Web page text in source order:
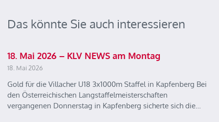
Das könnte Sie auch interessieren
18. Mai 2026 – KLV NEWS am Montag
18. Mai 2026
Gold für die Villacher U18 3x1000m Staffel in Kapfenberg Bei
den Österreichischen Langstaffelmeisterschaften
vergangenen Donnerstag in Kapfenberg sicherte sich die…